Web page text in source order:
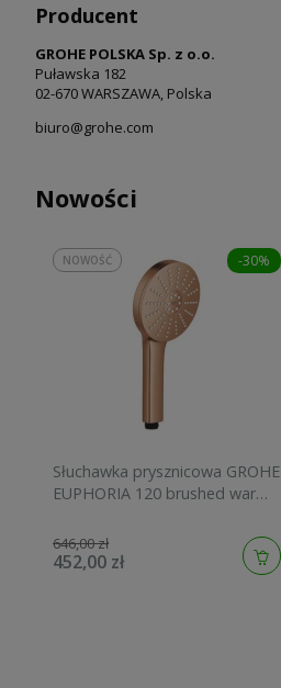
Producent
GROHE POLSKA Sp. z o.o.
Puławska 182
02-670 WARSZAWA, Polska
biuro@grohe.com
Nowości
-30%
Słuchawka prysznicowa GROHE
EUPHORIA 120 brushed warm
646,00 zł
452,00 zł
NOWOŚĆ